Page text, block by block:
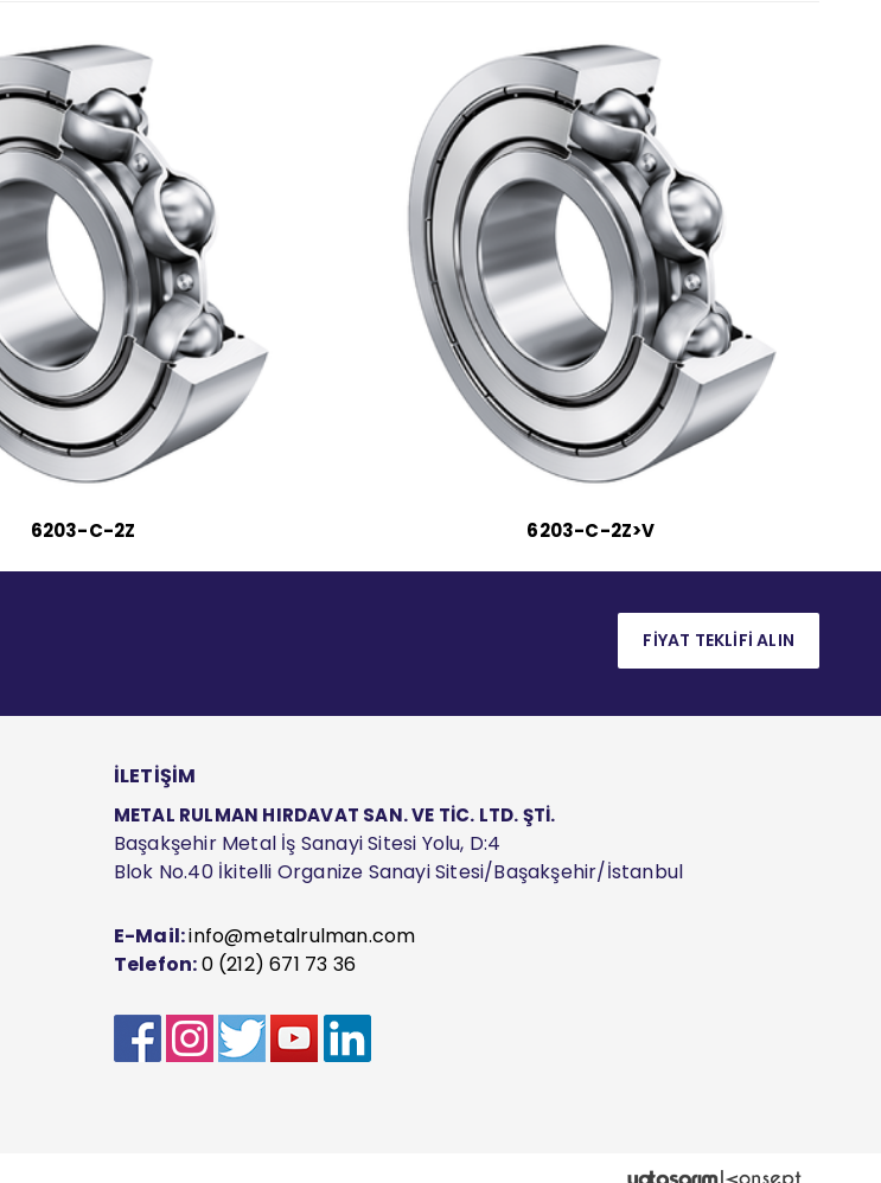
6203-C-2Z 6203-C-2Z>V
FİYAT TEKLİFİ ALIN
İLETİŞİM
METAL RULMAN HIRDAVAT SAN. VE TİC. LTD. ŞTİ.
Başakşehir Metal İş Sanayi Sitesi Yolu, D:4
Blok No.40 İkitelli Organize Sanayi Sitesi/Başakşehir/İstanbul
E-Mail:info@metalrulman.com
Telefon:0 (212) 671 73 36